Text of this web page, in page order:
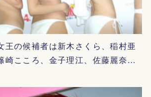
王の候補者は新木さくら、稲村亜
崎こころ、金子理江、佐藤麗奈…